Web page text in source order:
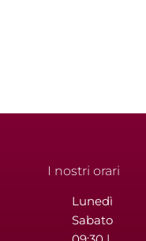
I nostri orari
Lunedì
Sabato